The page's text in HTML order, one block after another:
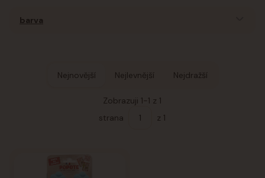
barva
Nejnovější Nejlevnější Nejdražší
Zobrazuji 1-1 z 1
strana
z 1